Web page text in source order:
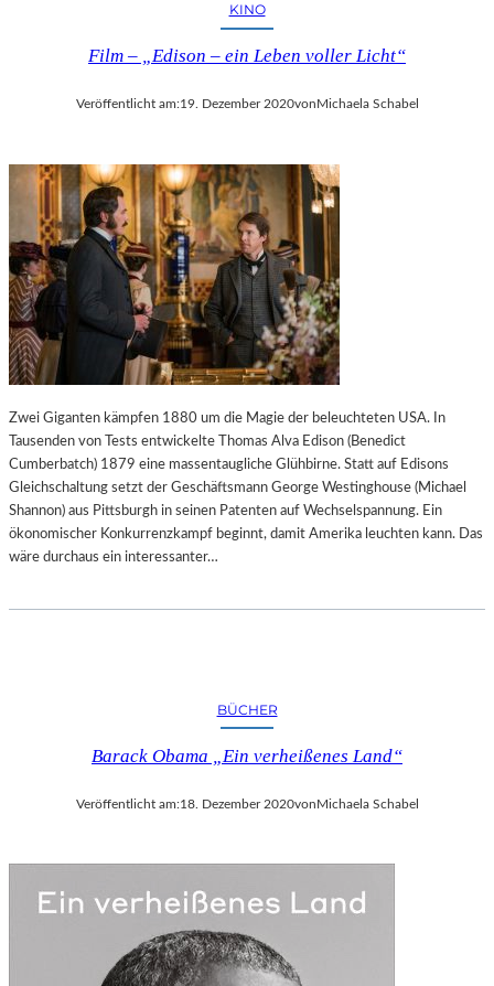
KINO
Film – „Edison – ein Leben voller Licht“
Veröffentlicht am:19. Dezember 2020von Michaela Schabel
Zwei Giganten kämpfen 1880 um die Magie der beleuchteten USA. In
Tausenden von Tests entwickelte Thomas Alva Edison (Benedict
Cumberbatch) 1879 eine massentaugliche Glühbirne. Statt auf Edisons
Gleichschaltung setzt der Geschäftsmann George Westinghouse (Michael
Shannon) aus Pittsburgh in seinen Patenten auf Wechselspannung. Ein
ökonomischer Konkurrenzkampf beginnt, damit Amerika leuchten kann. Das
wäre durchaus ein interessanter…
BÜCHER
Barack Obama „Ein verheißenes Land“
Veröffentlicht am:18. Dezember 2020vonMichaela Schabel